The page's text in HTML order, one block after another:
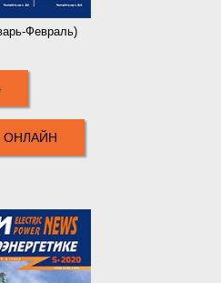
Февраль)
ОНЛАЙН